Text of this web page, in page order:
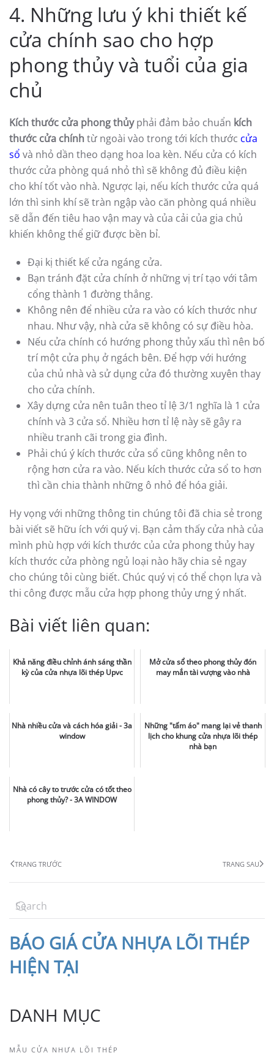
4. Những lưu ý khi thiết kế
cửa chính sao cho hợp
phong thủy và tuổi của gia
chủ
Kích thước cửa phong thủyphải đảm bảo chuẩn kích
thước cửa chínhtừ ngoài vào trong tới kích thước cửa
sổ và nhỏ dần theo dạng hoa loa kèn. Nếu cửa có kích
thước cửa phòng quá nhỏ thì sẽ không đủ điều kiện
cho khí tốt vào nhà. Ngược lại, nếu kích thước cửa quá
lớn thì sinh khí sẽ tràn ngập vào căn phòng quá nhiều
sẽ dẫn đến tiêu hao vận may và của cải của gia chủ
khiến không thể giữ được bền bỉ.
Đại kị thiết kế cửa ngáng cửa.
Bạn tránh đặt cửa chính ở những vị trí tạo với tâm
cổng thành 1 đường thẳng.
Không nên để nhiều cửa ra vào có kích thước như
nhau. Như vậy, nhà cửa sẽ không có sự điều hòa.
Nếu cửa chính có hướng phong thủy xấu thì nên bố
trí một cửa phụ ở ngách bên. Để hợp với hướng
của chủ nhà và sử dụng cửa đó thường xuyên thay
cho cửa chính.
Xây dựng cửa nên tuân theo tỉ lệ 3/1 nghĩa là 1 cửa
chính và 3 cửa sổ. Nhiều hơn tỉ lệ này sẽ gây ra
nhiều tranh cãi trong gia đình.
Phải chú ý kích thước cửa sổ cũng không nên to
rộng hơn cửa ra vào. Nếu kích thước cửa sổ to hơn
thì cần chia thành những ô nhỏ để hóa giải.
Hy vọng với những thông tin chúng tôi đã chia sẻ trong
bài viết sẽ hữu ích với quý vị. Bạn cảm thấy cửa nhà của
mình phù hợp với kích thước của cửa phong thủy hay
kích thước cửa phòng ngủ loại nào hãy chia sẻ ngay
cho chúng tôi cùng biết. Chúc quý vị có thể chọn lựa và
thi công được mẫu cửa hợp phong thủy ưng ý nhất.
Bài viết liên quan:
Khả năng điều chỉnh ánh sáng thần
kỳ của cửa nhựa lõi thép Upvc
Mở cửa sổ theo phong thủy đón
may mắn tài vượng vào nhà
Nhà nhiều cửa và cách hóa giải - 3a
window
Những "tấm áo" mang lại vẻ thanh
lịch cho khung cửa nhựa lõi thép
nhà bạn
Nhà có cây to trước cửa có tốt theo
phong thủy? - 3A WINDOW
TRANG TRƯỚC TRANG SAU
BÁO GIÁ CỬA NHỰA LÕI THÉP
HIỆN TẠI
DANH MỤC
MẪU CỬA NHỰA LÕI THÉP